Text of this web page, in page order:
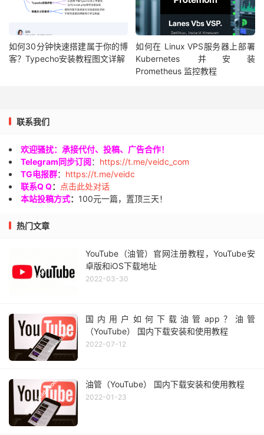
如何30分钟快速搭建属于你的博
客？Typecho安装教程图文详解
如何在 Linux VPS服务器上部署
Kubernetes 并安装
Prometheus 监控教程
联系我们
欢迎骚扰：承接代付、投稿、广告合作！
Telegram同步订阅： https://t.me/veidc_com
TG电报群： https://t.me/veidc
联系Q Q：
点击此处对话
本站投稿方式： 100元一篇，置顶三天！
热门文章
YouTube（油管）官网注册教程，YouTube安
卓版和iOS下载地址
2022-03-30
国内用户如何下载油管app？油管
（YouTube） 国内下载安装和使用教程
2022-07-12
油管（YouTube） 国内下载安装和使用教程
2022-01-23